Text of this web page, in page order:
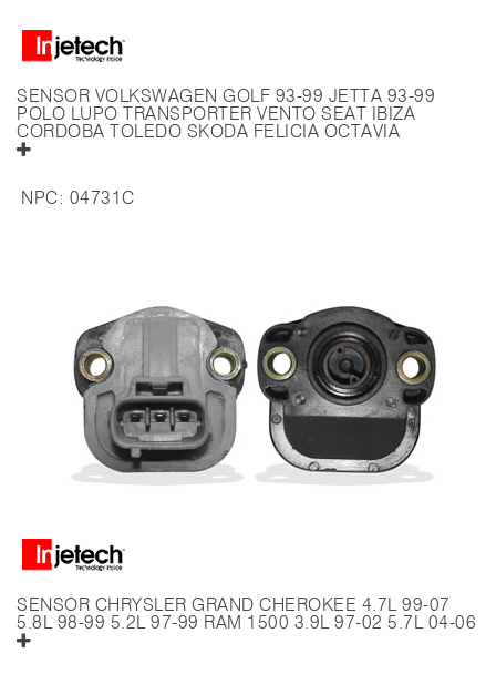
SENSOR VOLKSWAGEN GOLF 93-99 JETTA 93-99
POLO LUPO TRANSPORTER VENTO SEAT IBIZA
CORDOBA TOLEDO SKODA FELICIA OCTAVIA
NPC: 04731C
SENSOR CHRYSLER GRAND CHEROKEE 4.7L 99-07
5.8L 98-99 5.2L 97-99 RAM 1500 3.9L 97-02 5.7L 04-06